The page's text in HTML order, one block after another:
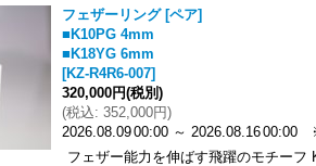
フェザーリング [ペア]
■K10PG 4mm
■K18YG 6mm
[KZ-R4R6-007]
320,000円(税別)
(税込: 352,000円)
2026.08.0900:00 ～ 2026.08.1600:00
フェザー能力を伸ばす飛躍のモチー